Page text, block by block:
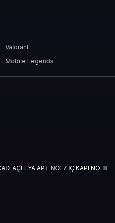
takas yapmak, item çevirip
değeri seni birkaç adım öne
Valorant
Mobile Legends
AÇELYA APT NO: 7 İÇ KAPI NO: 8